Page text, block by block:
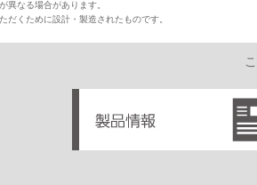
異なる場合があります。
だくために設計・製造されたものです。